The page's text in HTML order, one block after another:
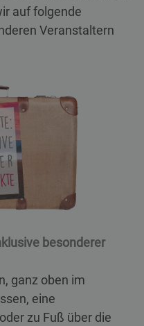
auf folgende
Veranstaltern
besonderer
ganz oben im
eine
zu Fuß über die